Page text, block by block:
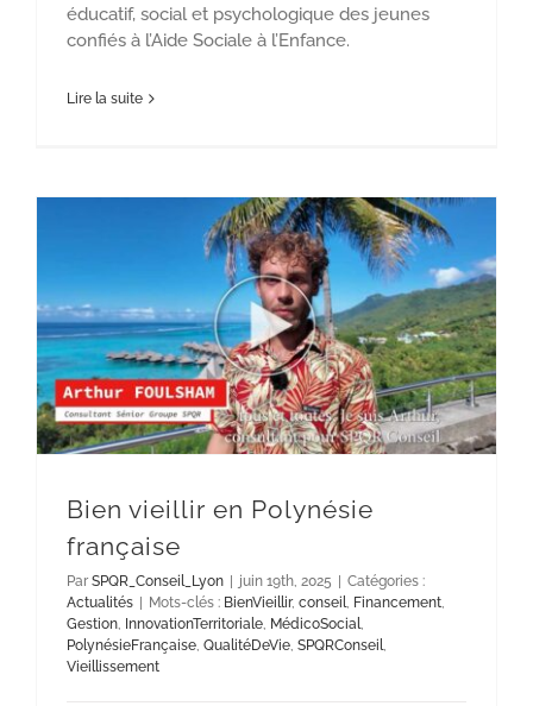
éducatif, social et psychologique des jeunes
confiés à l’Aide Sociale à l’Enfance.
Lire la suite
Bien vieillir en Polynésie
française
Par SPQR_Conseil_Lyon juin 19th, 2025
Catégories :
Actualités
Mots-clés : BienVieillir, conseil, Financement,
Gestion, InnovationTerritoriale, MédicoSocial,
PolynésieFrançaise, QualitéDeVie, SPQRConseil,
Vieillissement